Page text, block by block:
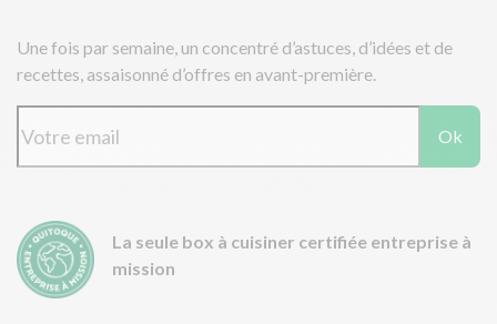
Une fois par semaine, un concentré d’astuces, d’idées et de
recettes, assaisonné d’offres en avant-première.
Ok
La seule box à cuisiner certifiée entreprise à
mission